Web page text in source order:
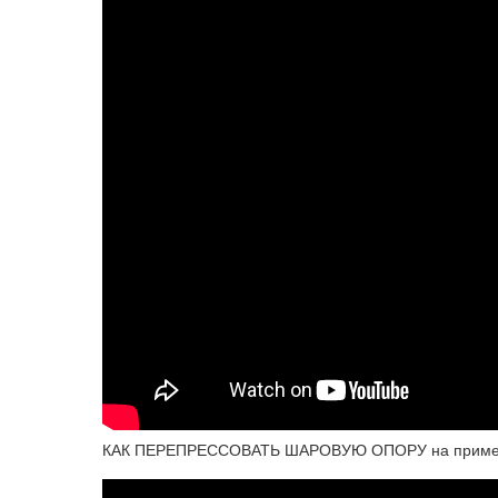
КАК ПЕРЕПРЕССОВАТЬ ШАРОВУЮ ОПОРУ на